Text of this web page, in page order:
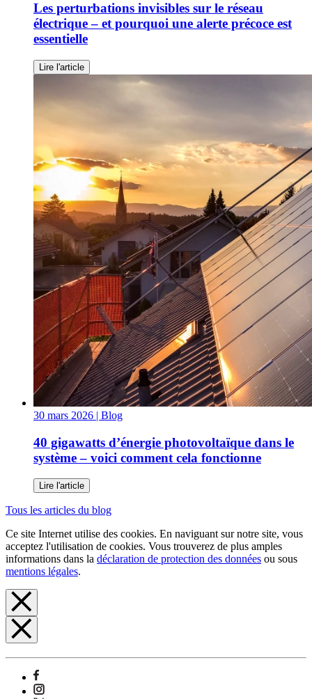
Les perturbations invisibles sur le réseau
électrique – et pourquoi une alerte précoce est
essentielle
Lire l'article
30 mars 2026 | Blog
40 gigawatts d’énergie photovoltaïque dans le
système – voici comment cela fonctionne
Lire l'article
Tous les articles du blog
Ce site Internet utilise des cookies. En naviguant sur notre site, vous
acceptez l'utilisation de cookies. Vous trouverez de plus amples
informations dans la déclaration de protection des données ou sous
mentions légales.